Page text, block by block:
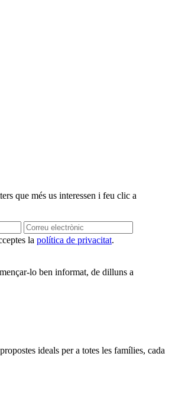
que més us interessen i feu clic a
la política de privacitat.
lo ben informat, de dilluns a
ideals per a totes les famílies, cada